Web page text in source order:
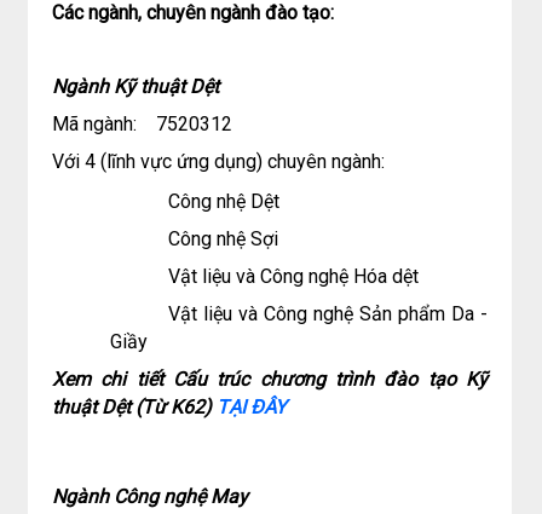
Các ngành, chuyên ngành đào tạo:
Ngành Kỹ thuật Dệt
Mã ngành: 7520312
Với 4 (lĩnh vực ứng dụng) chuyên ngành:
Công nhệ Dệt
Công nhệ Sợi
Vật liệu và Công nghệ Hóa dệt
Vật liệu và Công nghệ Sản phẩm Da -
Giầy
Xem chi tiết Cấu trúc chương trình đào tạo Kỹ
thuật Dệt (Từ K62) TẠI ĐÂY
Ngành Công nghệ May